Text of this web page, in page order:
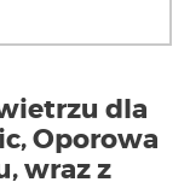
dla
Oporowa
wraz z